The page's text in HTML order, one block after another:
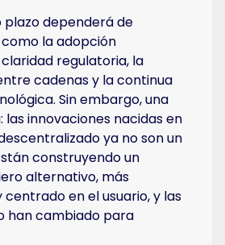
plazo dependerá de
la adopción
regulatoria, la
cadenas y la continua
Sin embargo, una
las innovaciones nacidas en
ya no son un
construyendo un
alternativo, más
en el usuario, y las
han cambiado para